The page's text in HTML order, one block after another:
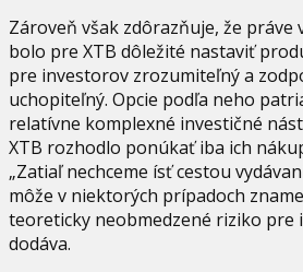
Zároveň však zdôrazňuje, že práve
bolo pre XTB dôležité nastaviť
pre investorov zrozumiteľný a
uchopiteľný. Opcie podľa neho
relatívne komplexné investičné
XTB rozhodlo ponúkať iba ich
„Zatiaľ nechceme ísť cestou
môže v niektorých prípadoch
teoreticky neobmedzené riziko pre
dodáva.